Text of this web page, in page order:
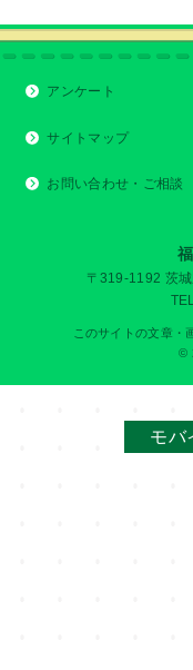
アンケート
サイトマップ
お問い合わせ・ご相談
〒319-1192 茨
このサイトの文章・
©
モバ